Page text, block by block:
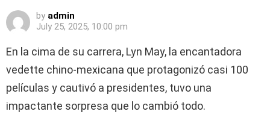
by admin
July 25, 2025, 10:00 pm
En la cima de su carrera, Lyn May, la encantadora
vedette chino-mexicana que protagonizó casi 100
películas y cautivó a presidentes, tuvo una
impactante sorpresa que lo cambió todo.